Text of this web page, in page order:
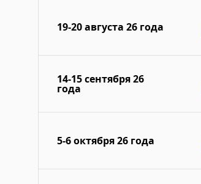
19-20 августа 26 года
14-15 сентября 26
года
5-6 октября 26 года